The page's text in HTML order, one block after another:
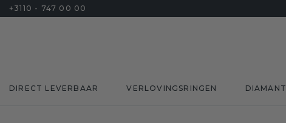
+3110 - 747 00 00
DIRECT LEVERBAAR VERLOVINGSRINGEN